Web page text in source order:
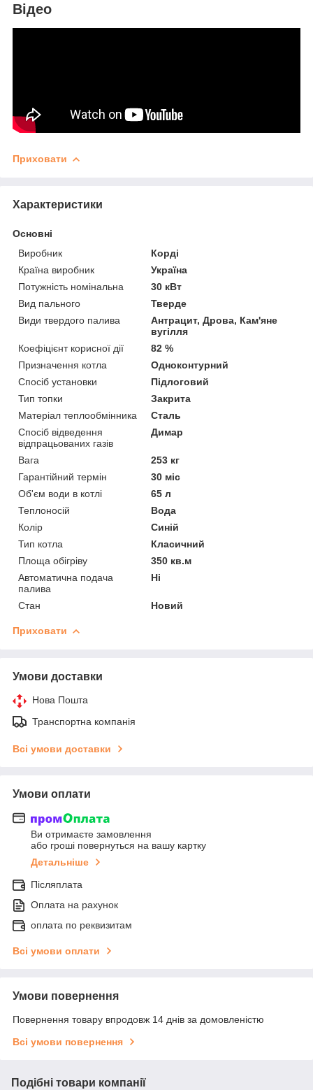
Відео
Приховати
Характеристики
Основні
Виробник
Корді
Країна виробник
Україна
Потужність номінальна
30 кВт
Вид пального
Тверде
Види твердого палива
Антрацит, Дрова, Кам'яне
вугілля
Коефіцієнт корисної дії
82 %
Призначення котла
Одноконтурний
Спосіб установки
Підлоговий
Тип топки
Закрита
Матеріал теплообмінника
Сталь
Спосіб відведення
відпрацьованих газів
Димар
Вага
253 кг
Гарантійний термін
30 міс
Об'єм води в котлі
65 л
Теплоносій
Вода
Колір
Синій
Тип котла
Класичний
Площа обігріву
350 кв.м
Автоматична подача
палива
Ні
Стан Новий
Приховати
Умови доставки
Нова Пошта
Транспортна компанія
Всі умови доставки
Умови оплати
Ви отримаєте замовлення
або гроші повернуться на вашу картку
Детальніше
Післяплата
Оплата на рахунок
оплата по реквизитам
Всі умови оплати
Умови повернення
Повернення товару впродовж 14 днів за домовленістю
Всі умови повернення
Подібні товари компанії